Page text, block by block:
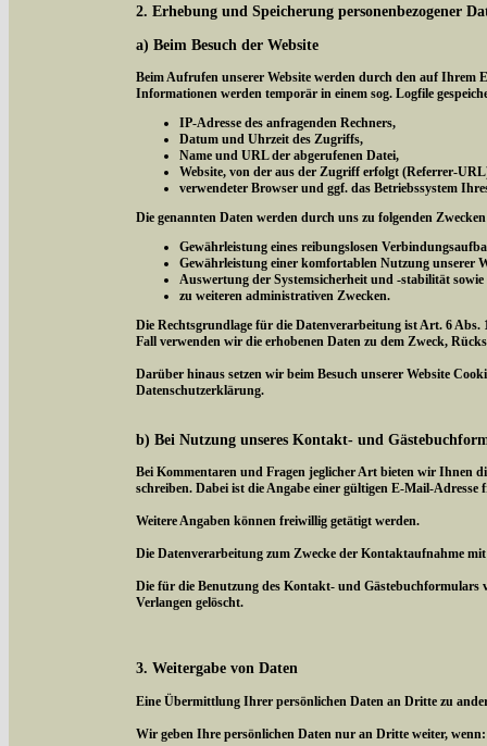
2. Erhebung und Speicherung personenbezogener
a) Beim Besuch der Website
Beim Aufrufen unserer Website werden durch den auf Ihrem
Informationen werden temporär in einem sog. Logfile
IP-Adresse des anfragenden Rechners,
Datum und Uhrzeit des Zugriffs,
Name und URL der abgerufenen Datei,
Website, von der aus der Zugriff erfolgt (Referrer-
verwendeter Browser und ggf. das Betriebssystem
Die genannten Daten werden durch uns zu folgenden
Gewährleistung eines reibungslosen
Gewährleistung einer komfortablen Nutzung unserer
Auswertung der Systemsicherheit und -stabilität sowie
zu weiteren administrativen Zwecken.
Die Rechtsgrundlage für die Datenverarbeitung ist Art. 6 Abs.
Fall verwenden wir die erhobenen Daten zu dem Zweck,
Darüber hinaus setzen wir beim Besuch unserer Website
Datenschutzerklärung.
b) Bei Nutzung unseres Kontakt- und
Bei Kommentaren und Fragen jeglicher Art bieten wir Ihnen
schreiben. Dabei ist die Angabe einer gültigen E-Mail-
Weitere Angaben können freiwillig getätigt werden.
Die Datenverarbeitung zum Zwecke der Kontaktaufnahme
Die für die Benutzung des Kontakt- und Gästebuchformulars
Verlangen gelöscht.
3. Weitergabe von Daten
Eine Übermittlung Ihrer persönlichen Daten an Dritte zu
Wir geben Ihre persönlichen Daten nur an Dritte weiter, wenn: